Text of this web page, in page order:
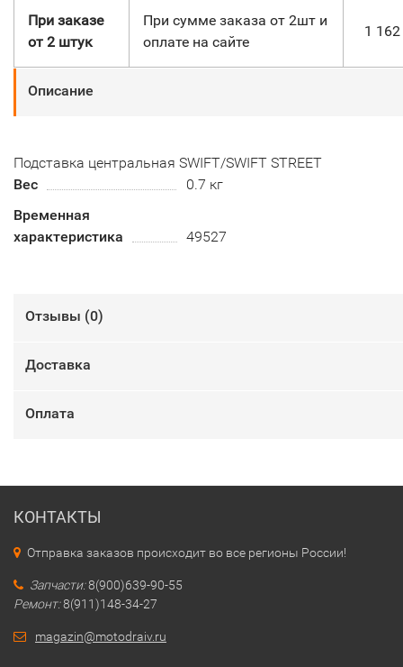
При заказе
от 2 штук
При сумме заказа от 2шт и
оплате на сайте
1 162
Описание
Подставка центральная SWIFT/SWIFT STREET
Вес
0.7 кг
Временная
характеристика
49527
Отзывы (0)
Доставка
Оплата
КОНТАКТЫ
Отправка заказов происходит во все регионы России!
Запчасти:8(900)639-90-55
Ремонт:8(911)148-34-27
magazin@motodraiv.ru